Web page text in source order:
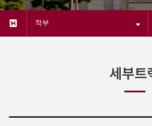
학부
세부트